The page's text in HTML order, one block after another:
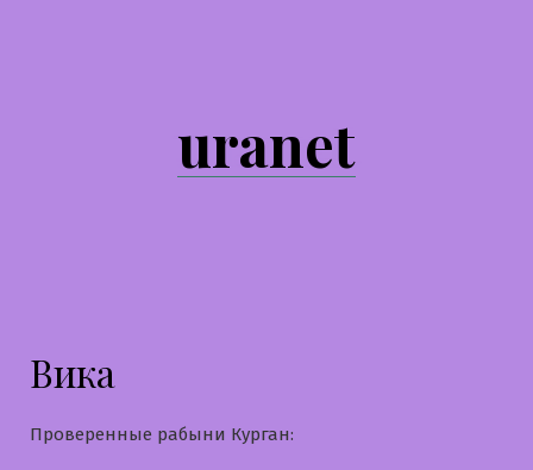
uranet
Вика
Проверенные рабыни Курган: